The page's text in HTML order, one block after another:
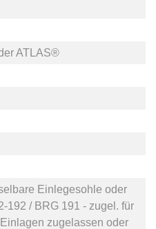
ATLAS®
Einlegesohle oder
192 / BRG 191 - zugel. für
zugelassen oder